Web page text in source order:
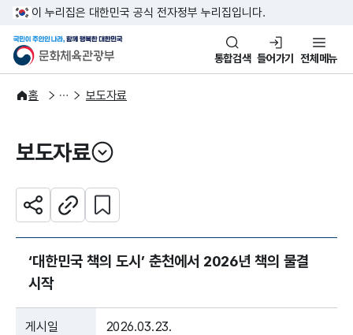
본문 바로가기
주메뉴 바로가기
이 누리집은 대한민국 공식 전자정부 누리집입니다.
문화체육관광부
국민이 주인인 나라, 함께 행복
통합검색 들어가기 전체메뉴
홈
알림·소식
보도·뉴스 보도자료
보도자료
열기
공유하기주소복사
관심 콘텐츠 설정하기
‘대한민국 책의 도시’ 춘천에서 2026년 책의 물결
시작
게시일 2026.03.23.